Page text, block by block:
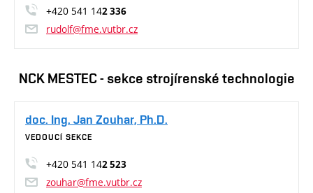
+420 541 142 336
rudolf@fme.vutbr.cz
NCK MESTEC - sekce strojírenské technologie
doc. Ing. Jan Zouhar, Ph.D.
VEDOUCÍ SEKCE
+420 541 142 523
zouhar@fme.vutbr.cz